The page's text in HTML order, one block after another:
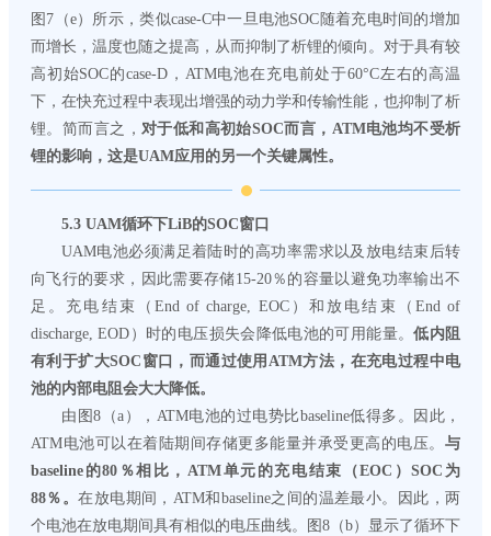
图7（e）所示，类似case-C中一旦电池SOC随着充电时间的增加
而增长，温度也随之提高，从而抑制了析锂的倾向。对于具有较
高初始SOC的case-D，ATM电池在充电前处于60°C左右的高温
下，在快充过程中表现出增强的动力学和传输性能，也抑制了析
锂。简而言之， 对于低和高初始SOC而言，ATM电池均不受析
锂的影响，这是UAM应用的另一个关键属性。
5.3 UAM循环下LiB的SOC窗口
UAM电池必须满足着陆时的高功率需求以及放电结束后转
向飞行的要求，因此需要存储15-20％的容量以避免功率输出不
足。充电结束（End of charge, EOC）和放电结束（End of
discharge, EOD）时的电压损失会降低电池的可用能量。低内阻
有利于扩大SOC窗口，而通过使用ATM方法，在充电过程中电
池的内部电阻会大大降低。
由图8（a），ATM电池的过电势比baseline低得多。因此，
ATM电池可以在着陆期间存储更多能量并承受更高的电压。 与
baseline的80％相比，ATM单元的充电结束（EOC）SOC为
88％。在放电期间，ATM和baseline之间的温差最小。因此，两
个电池在放电期间具有相似的电压曲线。图8（b）显示了循环下